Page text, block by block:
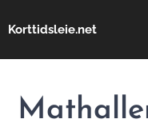
Korttidsleie.net